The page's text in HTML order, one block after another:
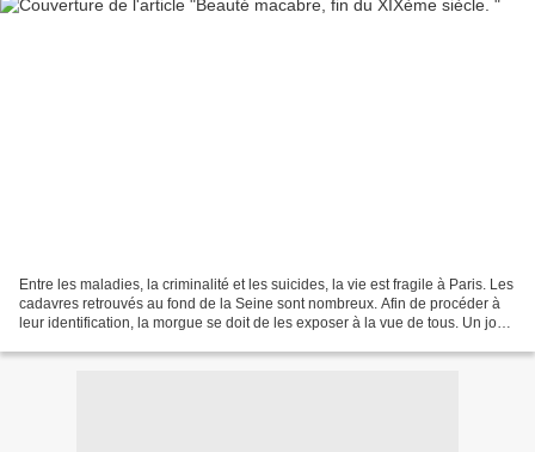
Entre les maladies, la criminalité et les suicides, la vie est fragile à Paris. Les
cadavres retrouvés au fond de la Seine sont nombreux. Afin de procéder à
leur identification, la morgue se doit de les exposer à la vue de tous. Un jour,